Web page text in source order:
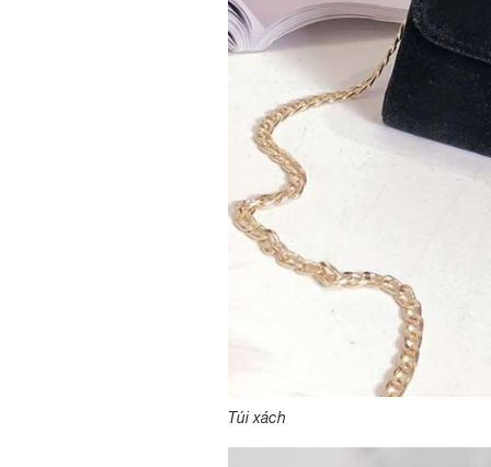
Túi xách